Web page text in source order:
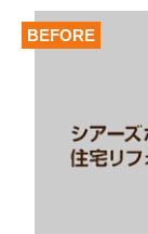
BEFORE